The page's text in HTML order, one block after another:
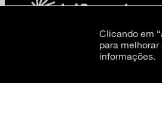
CNPJ: 62.520.218/0001-24Razão social: Museu de Arte
Clicando em
para
informações.